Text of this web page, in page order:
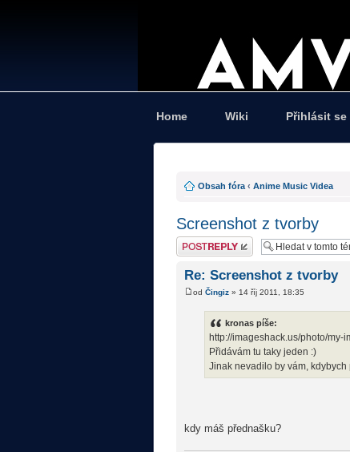
Home Wiki Přihlásit se
Obsah fóra ‹ Anime Music Videa
Screenshot z tvorby
Odeslat odpověď
Re: Screenshot z tvorby
od Čingiz » 14 říj 2011, 18:35
kronas píše:
http://imageshack.us/photo/my-
Přidávám tu taky jeden :)
Jinak nevadilo by vám,
kdy máš přednašku?